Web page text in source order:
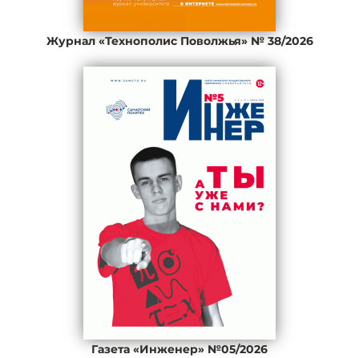
Журнал «Технополис Поволжья» № 38/2026
Газета «Инженер» №05/2026